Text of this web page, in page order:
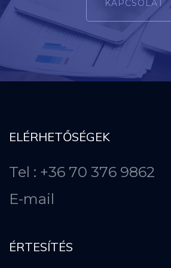
KAPCSOLAT
ELÉRHETŐSÉGEK
Tel : +36 70 376 9862
E-mail
ÉRTESÍTÉS